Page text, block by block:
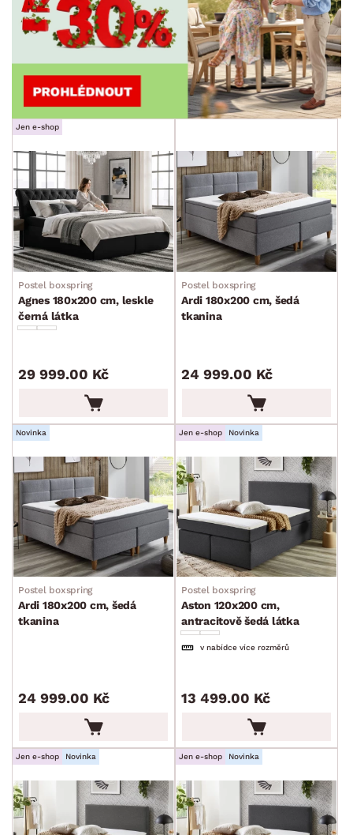
Jen e-shop
Postel boxspring
Agnes 180x200 cm, leskle
černá látka
29 999.00 Kč
Postel boxspring
Ardi 180x200 cm, šedá
tkanina
24 999.00 Kč
Novinka
Postel boxspring
Ardi 180x200 cm, šedá
tkanina
24 999.00 Kč
Jen e-shop Novinka
Postel boxspring
Aston 120x200 cm,
antracitově šedá látka
v nabídce více rozměrů
13 499.00 Kč
Jen e-shop Novinka Jen e-shop Novinka